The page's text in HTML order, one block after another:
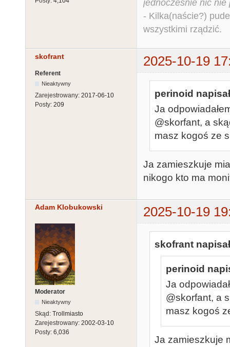
jednocześnie nic nie
- Kilka(naście?)
wszystkimi rządzić.
skofrant 2025-10-19
Referent
Nieaktywny
Zarejestrowany: 2017-06-10
Posty: 209
perinoid
Ja
@skorfant, a
masz kogoś ze
Ja zamieszkuje
nikogo kto ma
Adam Klobukowski 2025-10-19
Moderator
Nieaktywny
Skąd: Trollmiasto
Zarejestrowany: 2002-03-10
Posty: 6,036
skofrant
perinoid
Ja
@skorfant, a
masz kogoś
Ja zamieszkuje